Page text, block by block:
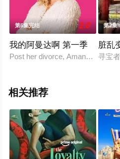
第6集完结 2.0
我的阿曼达啊 第一季
Post her divorce, Amanda has
第2集
脏乱
寻宝
相关推荐